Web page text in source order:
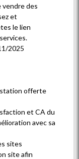
vendre des
et
le lien
2025
offerte
et CA du
avec sa
sites
site afin